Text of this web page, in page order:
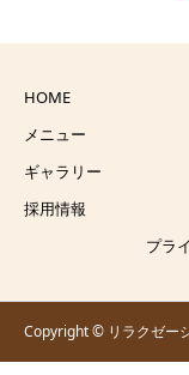
HOME
メニュー
ギャラリー
採用情報
プラ
Copyright © リラクゼー